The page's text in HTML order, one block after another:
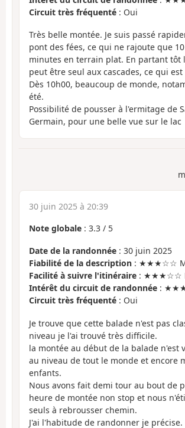
Circuit très fréquenté : Oui
Très belle montée. Je suis passé
pont des fées, ce qui ne rajoute que
minutes en terrain plat. En partant tôt
peut être seul aux cascades, ce qui
Dès 10h00, beaucoup de monde,
été.
Possibilité de pousser à l'ermitage de
Germain, pour une belle vue sur le lac
30 juin 2025 à 20:39
Note globale : 3.3 / 5
Date de la randonnée : 30 juin 2025
Fiabilité de la description : ★★★☆☆
Facilité à suivre l'itinéraire : ★★★☆☆
Intérêt du circuit de randonnée :
Circuit très fréquenté : Oui
Je trouve que cette balade n'est pas
niveau je l'ai trouvé très difficile.
la montée au début de la balade n'est
au niveau de tout le monde et encore
enfants.
Nous avons fait demi tour au bout de
heure de montée non stop et nous
seuls à rebrousser chemin.
J'ai l'habitude de randonner je précise.